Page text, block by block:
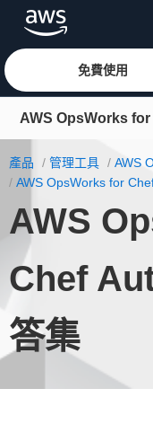
跳至主要內容
免費使用
AWS OpsWorks
概觀
功能
定價
產品 管理工具
AWS
AWS OpsWorks for
AWS
Chef
答集